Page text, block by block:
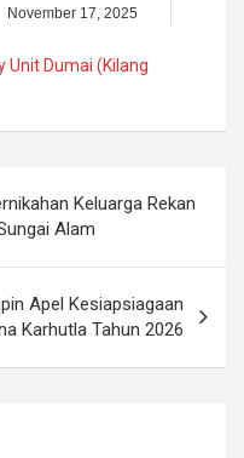
November 17, 2025
Unit Dumai (Kilang
Keluarga Rekan
Alam
Apel Kesiapsiagaan
Karhutla Tahun 2026